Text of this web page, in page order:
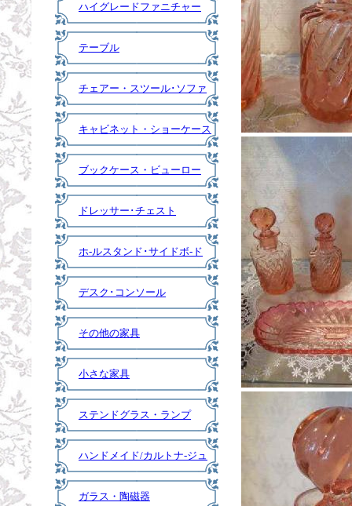
ハイグレードファニチャー
テーブル
チェアー・スツール･ソファ
キャビネット・ショーケース
ブックケース・ビューロー
ドレッサー･チェスト
ホ-ルスタンド･サイドボ-ド
デスク･コンソール
その他の家具
小さな家具
ステンドグラス・ランプ
ハンドメイド/カルトナ-ジュ
ガラス・陶磁器